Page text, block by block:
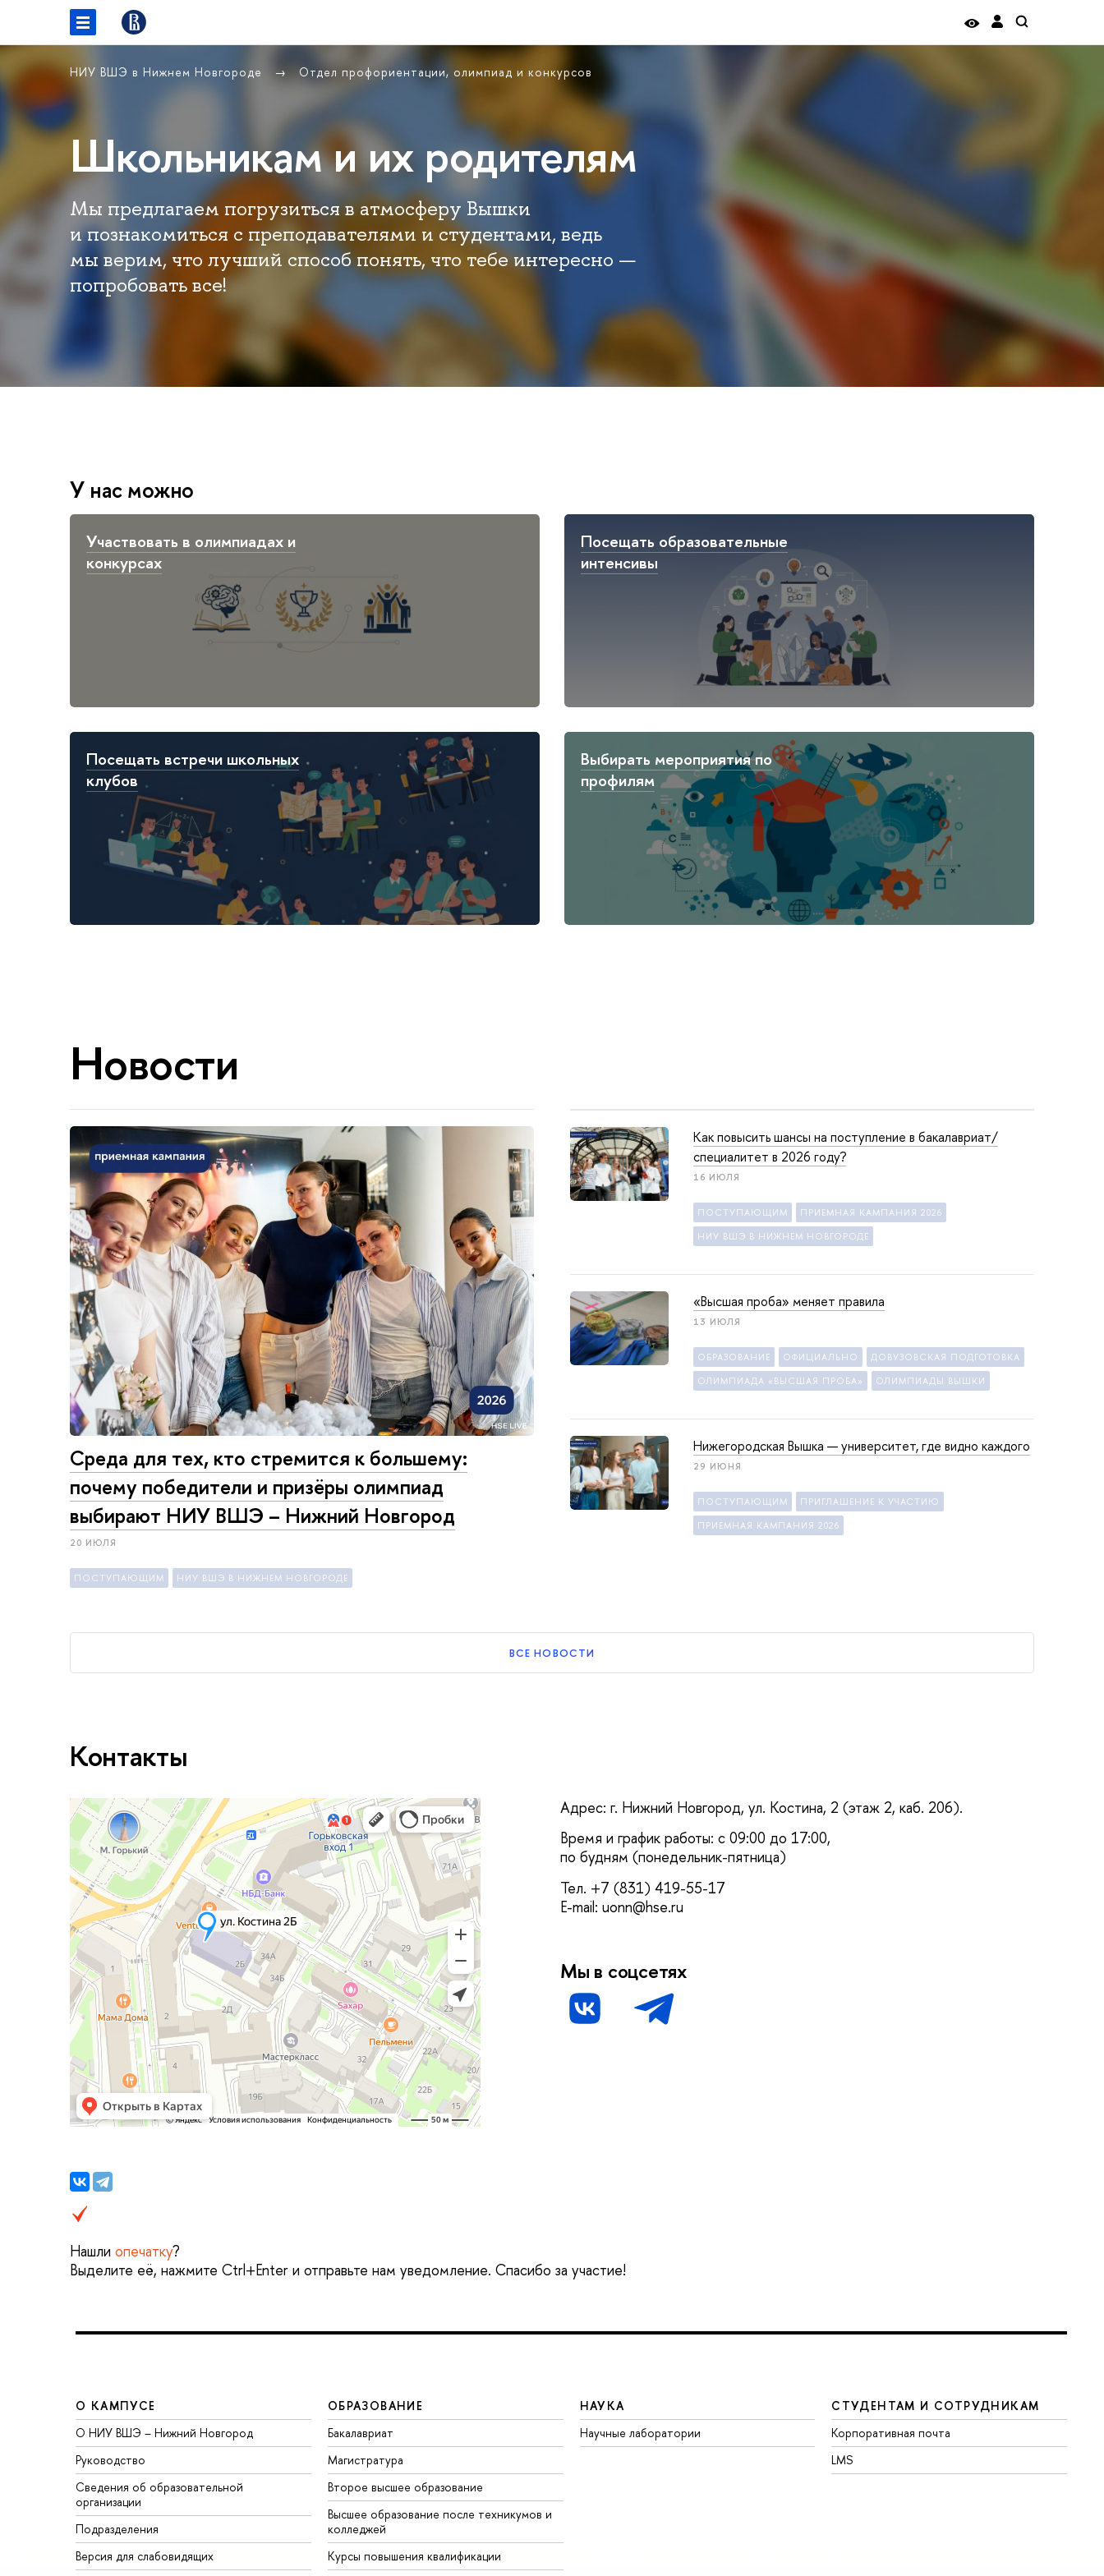
НИУ ВШЭ в Нижнем Новгороде Отдел профориентации, олимпиад и конкурсов
Школьникам и их родителям
Мы предлагаем погрузиться в атмосферу Вышки
и познакомиться с преподавателями и студентами, ведь
мы верим, что лучший способ понять, что тебе интересно —
попробовать все!
У нас можно
Участвовать в олимпиадах и
конкурсах
Посещать образовательные
интенсивы
Посещать встречи школьных
клубов
Выбирать мероприятия по
профилям
Новости
Среда для тех, кто стремится к большему:
почему победители и призёры олимпиад
выбирают НИУ ВШЭ – Нижний Новгород
20 ИЮЛЯ
ПОСТУПАЮЩИМ НИУ ВШЭ В НИЖНЕМ НОВГОРОДЕ
Как повысить шансы на поступление в бакалавриат/
специалитет в 2026 году?
16 ИЮЛЯ
ПОСТУПАЮЩИМ ПРИЕМНАЯ КАМПАНИЯ 2026
НИУ ВШЭ В НИЖНЕМ НОВГОРОДЕ
«Высшая проба» меняет правила
13 ИЮЛЯ
ОБРАЗОВАНИЕ ОФИЦИАЛЬНО ДОВУЗОВСКАЯ ПОДГОТОВКА
ОЛИМПИАДА «ВЫСШАЯ ПРОБА» ОЛИМПИАДЫ ВЫШКИ
Нижегородская Вышка — университет, где видно каждого
29 ИЮНЯ
ПОСТУПАЮЩИМ ПРИГЛАШЕНИЕ К УЧАСТИЮ
ПРИЕМНАЯ КАМПАНИЯ 2026
ВСЕ НОВОСТИ
Контакты
Адрес: г. Нижний Новгород, ул. Костина, 2 (этаж 2, каб. 206).
Время и график работы: с 09:00 до 17:00,
по будням (понедельник-пятница)
Тел. +7 (831) 419-55-17
E-mail: uonn@hse.ru
Мы в соцсетях
Нашли опечатку?
Выделите её, нажмите Ctrl+Enter и отправьте нам уведомление. Спасибо за участие!
О КАМПУСЕ
О НИУ ВШЭ – Нижний Новгород
Руководство
Сведения об образовательной
организации
Подразделения
Версия для слабовидящих
ОБРАЗОВАНИЕ
Бакалавриат
Магистратура
Второе высшее образование
Высшее образование после техникумов и
колледжей
Курсы повышения квалификации
НАУКА
Научные лаборатории
СТУДЕНТАМ И СОТРУДНИКАМ
Корпоративная почта
LMS